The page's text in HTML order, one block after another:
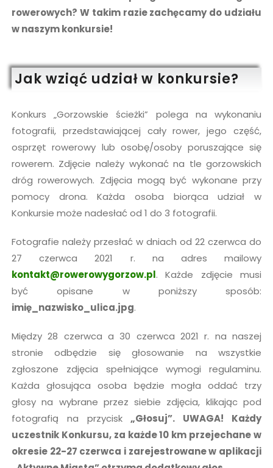
rowerowych? W takim razie zachęcamy do udziału
w naszym konkursie!
Jak wziąć udział w konkursie?
Konkurs „Gorzowskie ścieżki” polega na wykonaniu
fotografii, przedstawiającej cały rower, jego część,
osprzęt rowerowy lub osobę/osoby poruszające się
rowerem. Zdjęcie należy wykonać na tle gorzowskich
dróg rowerowych. Zdjęcia mogą być wykonane przy
pomocy drona. Każda osoba biorąca udział w
Konkursie może nadesłać od 1 do 3 fotografii.
Fotografie należy przesłać w dniach od 22 czerwca do
27 czerwca 2021 r. na adres mailowy
kontakt@rowerowygorzow.pl. Każde zdjęcie musi
być opisane w poniższy sposób:
imię_nazwisko_ulica.jpg.
Między 28 czerwca a 30 czerwca 2021 r. na naszej
stronie odbędzie się głosowanie na wszystkie
zgłoszone zdjęcia spełniające wymogi regulaminu.
Każda głosująca osoba będzie mogła oddać trzy
głosy na wybrane przez siebie zdjęcia, klikając pod
fotografią na przycisk„Głosuj”. UWAGA! Każdy
uczestnik Konkursu, za każde 10 km przejechane w
okresie 22-27 czerwca i zarejestrowane w aplikacji